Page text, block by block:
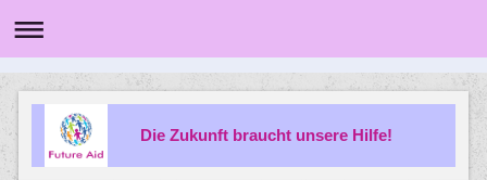
Die Zukunft braucht unsere Hilfe!